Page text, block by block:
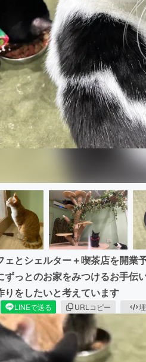
地域活性化
とシェルター＋喫茶店を開業
っとのお家をみつけるお手伝
りをしたいと考えています
LINEで送る URLコピー